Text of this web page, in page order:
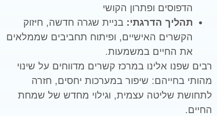
הדפוסים ופתרון הקושי
תהליך הדרגתי: בניית שגרה חדשה, חיזוק
הקשרים האישיים, ופיתוח תחביבים שממלאים
את החיים במשמעות.
רבים שפנו אלינו במרכז קשרים מדווחים על שינוי
מהותי בחייהם: שיפור במערכות יחסים, חזרה
לתחושת שליטה עצמית, וגילוי מחדש של שמחת
החיים.